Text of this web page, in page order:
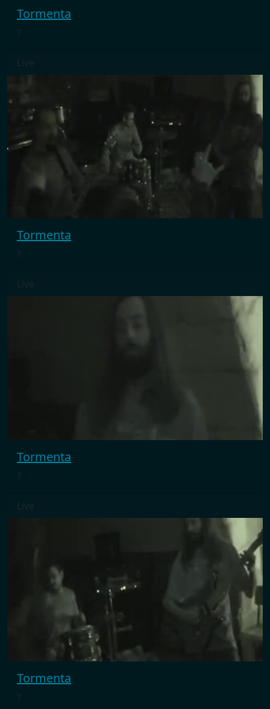
Tormenta
?
Live
Tormenta
?
Live
Tormenta
?
Live
Tormenta
?